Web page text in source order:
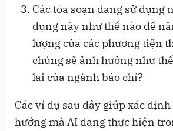
Các tòa soạn đang sử dụng
dụng này như thế nào để
lượng của các phương tiện
chúng sẽ ảnh hưởng như
lai của ngành báo chí?
Các ví dụ sau đây giúp xác
hướng mà AI đang thực hiện